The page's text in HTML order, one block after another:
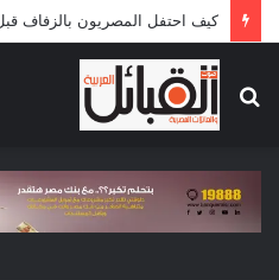
كيف احتفل المصريون بالزفاف قبل 700
عن